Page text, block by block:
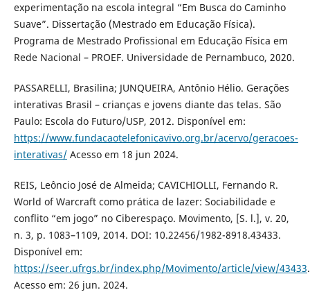
experimentação na escola integral “Em Busca do Caminho
Suave”. Dissertação (Mestrado em Educação Física).
Programa de Mestrado Profissional em Educação Física em
Rede Nacional – PROEF. Universidade de Pernambuco, 2020.
PASSARELLI, Brasilina; JUNQUEIRA, Antônio Hélio. Gerações
interativas Brasil – crianças e jovens diante das telas. São
Paulo: Escola do Futuro/USP, 2012. Disponível em:
https://www.fundacaotelefonicavivo.org.br/acervo/geracoes-
interativas/Acesso em 18 jun 2024.
REIS, Leôncio José de Almeida; CAVICHIOLLI, Fernando R.
World of Warcraft como prática de lazer: Sociabilidade e
conflito “em jogo” no Ciberespaço. Movimento, [S. l.], v. 20,
n. 3, p. 1083–1109, 2014. DOI: 10.22456/1982-8918.43433.
Disponível em:
https://seer.ufrgs.br/index.php/Movimento/article/view/43433.
Acesso em: 26 jun. 2024.